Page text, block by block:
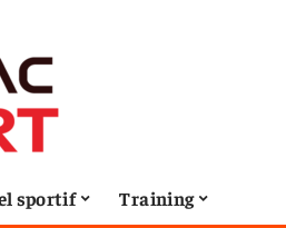
sportif Training